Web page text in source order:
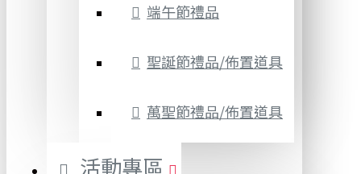
端午節禮品
聖誕節禮品/佈置道具
萬聖節禮品/佈置道具
活動專區